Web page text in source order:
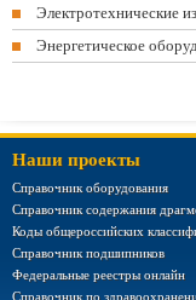
Электротехнические
Энергетическое
Наши проекты
Справочник оборудования
Справочник содержания
Коды общероссийских
Справочник подшипников
Федеральные реестры онлайн
Справочник по